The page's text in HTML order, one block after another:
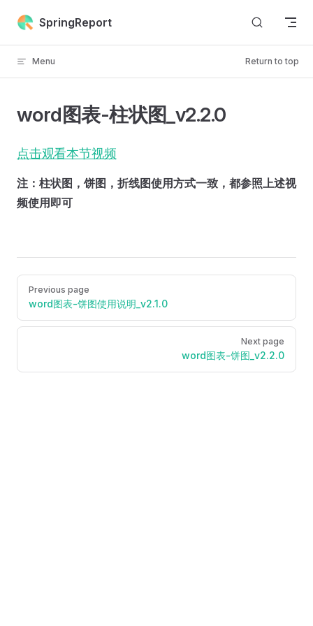
Skip to content
SpringReport
Menu Return to top
word图表-柱状图_v2.2.0
点击观看本节视频
注：柱状图，饼图，折线图使用方式一致，都参照上述视
频使用即可
Pager
Previous page
word图表-饼图使用说明_v2.1.0
Next page
word图表-饼图_v2.2.0